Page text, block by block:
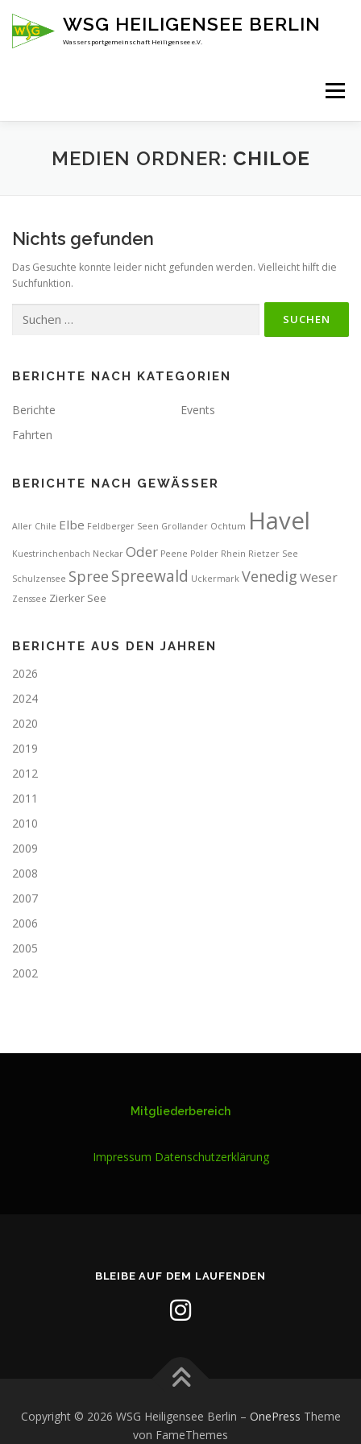
Inhalt
springen
WSG HEILIGENSEE BERLIN
Wassersportgemeinschaft Heiligensee e.V.
Menü
HOME ÜBER UNS ANSPRECHPARTNER
MEDIEN ORDNER: CHILOE
Nichts gefunden
Das Gesuchte konnte leider nicht gefunden werden. Vielleicht hilft die
Suchfunktion.
nach:
BERICHTE NACH KATEGORIEN
Berichte
Events
Fahrten
BERICHTE NACH GEWÄSSER
Aller Chile Elbe Feldberger Seen Grollander Ochtum Havel
Kuestrinchenbach Neckar Oder Peene Polder Rhein Rietzer See
Schulzensee Spree Spreewald Uckermark Venedig Weser
Zenssee Zierker See
BERICHTE AUS DEN JAHREN
2026
2024
2020
2019
2012
2011
2010
2009
2008
2007
2006
2005
2002
Mitgliederbereich
Impressum Datenschutzerklärung
BLEIBE AUF DEM LAUFENDEN
Copyright © 2026 WSG Heiligensee Berlin – OnePress Theme
von FameThemes